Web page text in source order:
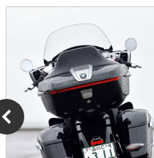
ハーレーダビッドソンやイ
ー市場に、1801ccの空油
BMW。日本にもR18/クラ
スコンチネンタル」と「
る中、車重440kg(!)のトラ
乗した模様をレポートする
コンチネンタル2 [◯] Vツ